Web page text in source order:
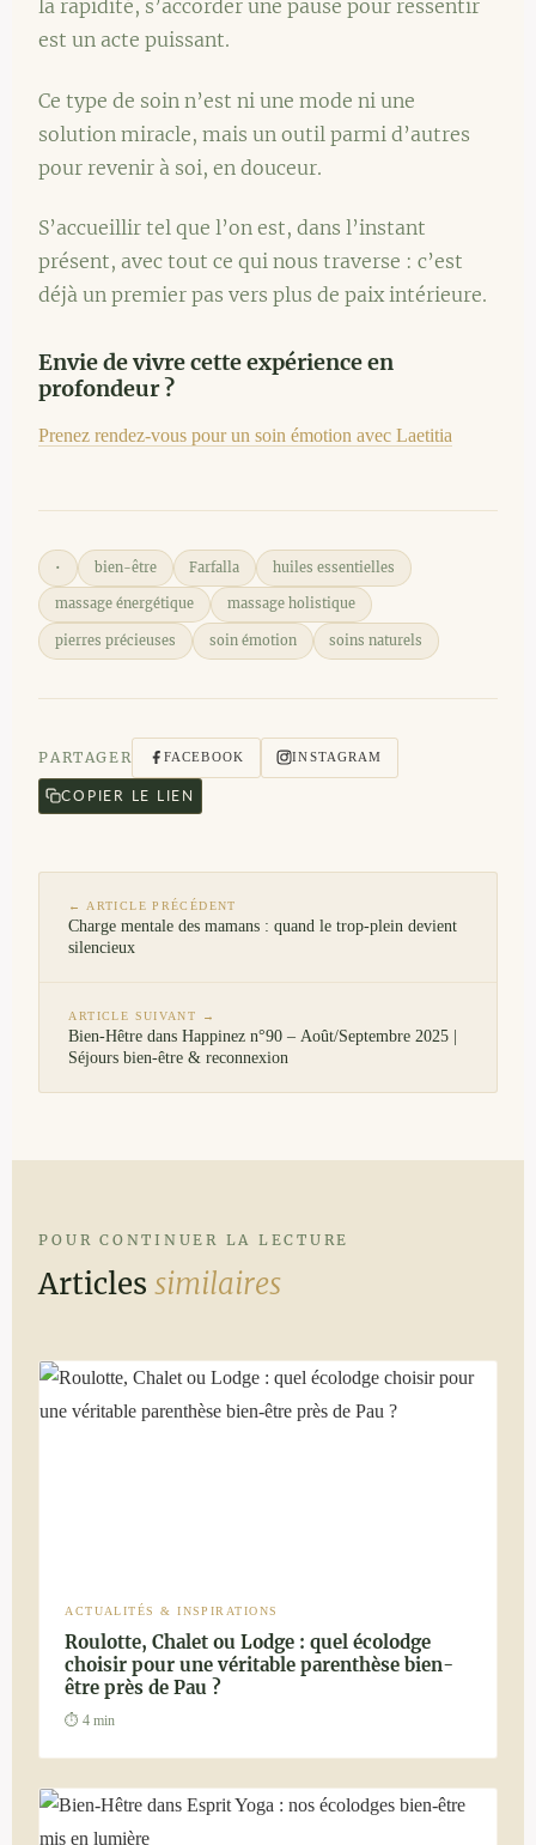
la rapidité, s’accorder une pause pour ressentir
est un acte puissant.
Ce type de soin n’est ni une mode ni une
solution miracle, mais un outil parmi d’autres
pour revenir à soi, en douceur.
S’accueillir tel que l’on est, dans l’instant
présent, avec tout ce qui nous traverse : c’est
déjà un premier pas vers plus de paix intérieure.
Envie de vivre cette expérience en
profondeur ?
Prenez rendez-vous pour un soin émotion avec Laetitia
• bien-être Farfalla huiles essentielles
massage énergétique massage holistique
pierres précieuses soin émotion soins naturels
PARTAGER FACEBOOK INSTAGRAM
COPIER LE LIEN
← ARTICLE PRÉCÉDENT
Charge mentale des mamans : quand le trop-plein devient
silencieux
ARTICLE SUIVANT →
Bien-Hêtre dans Happinez n°90 – Août/Septembre 2025 |
Séjours bien-être & reconnexion
POUR CONTINUER LA LECTURE
Articlessimilaires
ACTUALITÉS & INSPIRATIONS
Roulotte, Chalet ou Lodge : quel écolodge
choisir pour une véritable parenthèse bien-
être près de Pau ?
⏱ 4 min